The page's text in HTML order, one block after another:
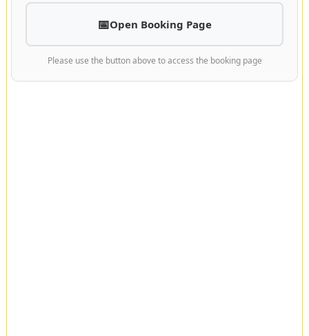
Open Booking Page
Please use the button above to access the booking page